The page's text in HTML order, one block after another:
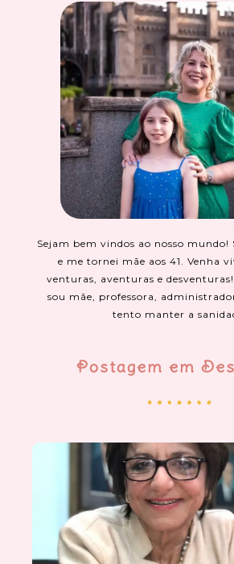
Sejam bem vindos ao nosso mundo!
e me tornei mãe aos 41. Venha
venturas, aventuras e
sou mãe, professora,
tento manter a
Postagem em